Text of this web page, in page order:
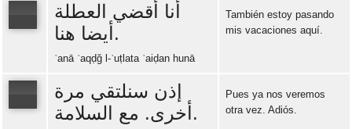
أنا أقضي العطلة
أيضا هنا.
ʾanā ʾaqḍğ l-ʿuṭlata ʾaiḍan hunā
También estoy pasando
mis vacaciones aquí.
إذن سنلتقي مرة
أخرى. مع السلامة.
Pues ya nos veremos
otra vez. Adiós.